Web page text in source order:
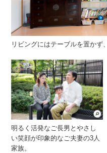
リビングにはテーブルを置かず
明るく活発なご長男とやさし
い笑顔が印象的なご夫妻の3人
家族。